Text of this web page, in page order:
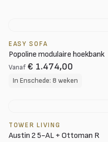
EASY SOFA
Popoline modulaire hoekbank
Vanaf € 1.474,00
In Enschede: 8 weken
TOWER LIVING
Austin 2 5-AL + Ottoman R